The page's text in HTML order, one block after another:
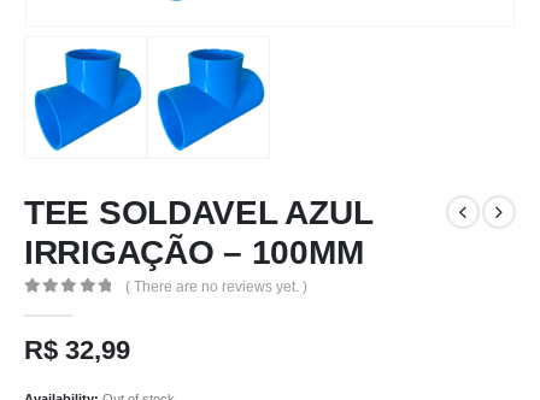
TEE SOLDAVEL AZUL
IRRIGAÇÃO – 100MM
( There are no reviews yet. )
R$ 32,99